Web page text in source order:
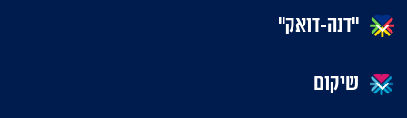
"דנה-דואק"
שיקום